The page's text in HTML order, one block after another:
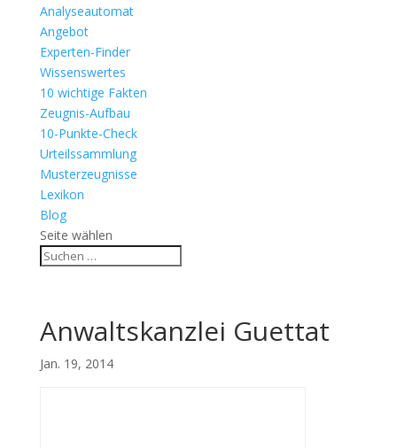
Analyseautomat
Angebot
Experten-Finder
Wissenswertes
10 wichtige Fakten
Zeugnis-Aufbau
10-Punkte-Check
Urteilssammlung
Musterzeugnisse
Lexikon
Blog
Seite wählen
Anwaltskanzlei Guettat
Jan. 19, 2014